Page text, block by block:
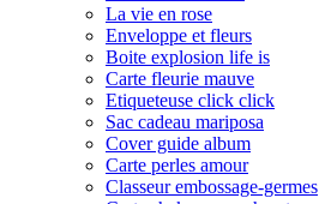
La vie en rose
Enveloppe et fleurs
Boite explosion life is
Carte fleurie mauve
Etiqueteuse click click
Sac cadeau mariposa
Cover guide album
Carte perles amour
Classeur embossage-germes